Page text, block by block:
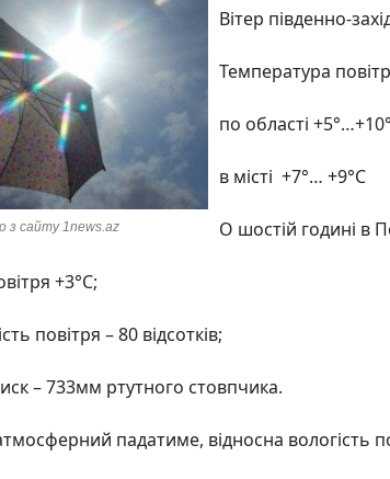
з сайту 1news.az
Вітер південно-
Температура
по області
в місті +7°… +9°С
О шостій годині в
+3°С;
повітря – 80 відсотків;
– 733мм ртутного стовпчика.
падатиме, відносна вологість